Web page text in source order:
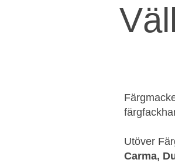
Utöver
Carma,